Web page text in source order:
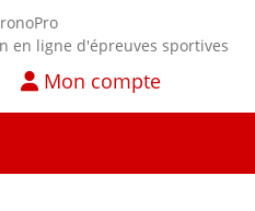
en ligne d'épreuves sportives
Mon compte